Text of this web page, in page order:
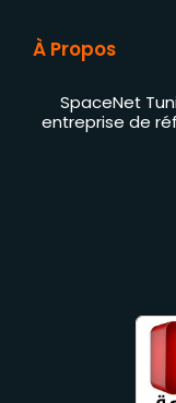
À Propos
SpaceNet
entreprise de